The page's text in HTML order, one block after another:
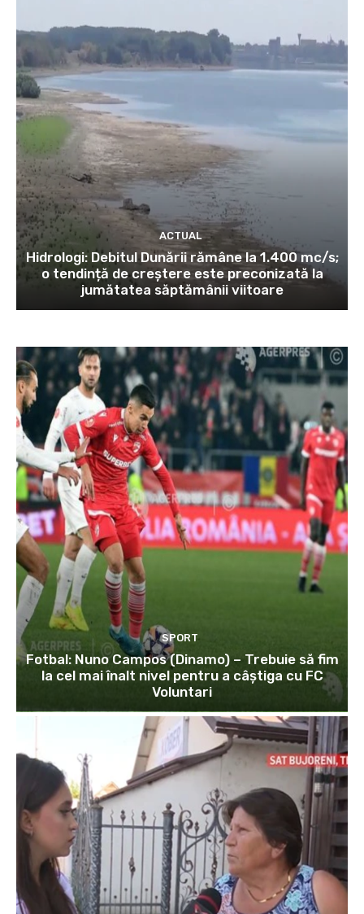
ACTUAL
Hidrologi: Debitul Dunării rămâne la 1.400 mc/s;
o tendință de creștere este preconizată la
jumătatea săptămânii viitoare
SPORT
Fotbal: Nuno Campos (Dinamo) – Trebuie să fim
la cel mai înalt nivel pentru a câștiga cu FC
Voluntari